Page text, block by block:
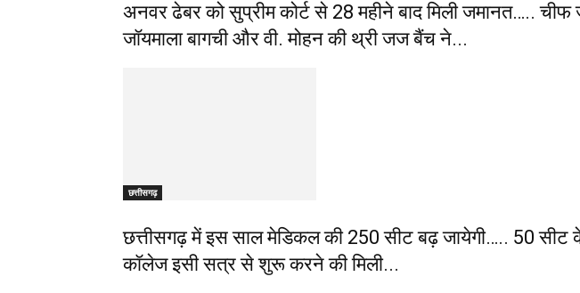
अनवर ढेबर को सुप्रीम कोर्ट से 28 महीने बाद मिली जमानत….. चीफ
जॉयमाला बागची और वी. मोहन की थ्री जज बैंच ने...
छत्तीसगढ़
छत्तीसगढ़ में इस साल मेडिकल की 250 सीट बढ़ जायेगी….. 50 सीट
कॉलेज इसी सत्र से शुरू करने की मिली...